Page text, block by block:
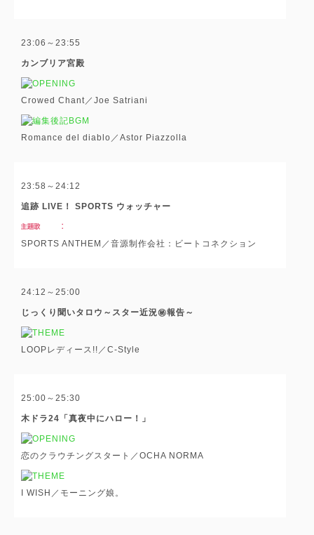
23:06～23:55
カンブリア宮殿
Crowed Chant／Joe Satriani
Romance del diablo／Astor Piazzolla
23:58～24:12
追跡 LIVE！ SPORTS ウォッチャー
SPORTS ANTHEM／音源制作会社：ビートコネクション
24:12～25:00
じっくり聞いタロウ～スター近況㊙報告～
LOOPレディース!!／C-Style
25:00～25:30
木ドラ24「真夜中にハロー！」
恋のクラウチングスタート／OCHA NORMA
I WISH／モーニング娘。